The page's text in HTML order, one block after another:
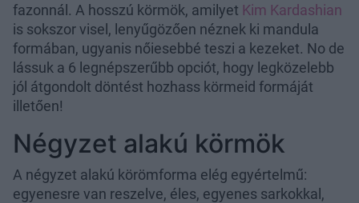
fazonnál. A hosszú körmök, amilyet Kim Kardashian
is sokszor visel, lenyűgözően néznek ki mandula
formában, ugyanis nőiesebbé teszi a kezeket. No de
lássuk a 6 legnépszerűbb opciót, hogy legközelebb
jól átgondolt döntést hozhass körmeid formáját
illetően!
Négyzet alakú körmök
A négyzet alakú körömforma elég egyértelmű:
egyenesre van reszelve, éles, egyenes sarkokkal,